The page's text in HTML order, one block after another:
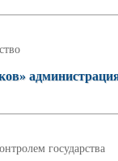
государства